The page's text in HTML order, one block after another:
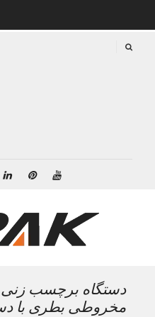
دستگاه برچسب زنی
مخروطی بطری با